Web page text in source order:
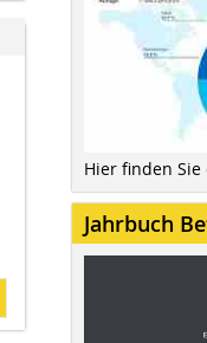
Hier finden
Jahrbuch